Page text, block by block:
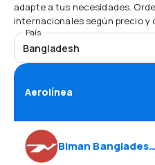
adapte a tus necesidades.
internacionales según precio y
País
Bangladesh
Aerolínea
Biman Bangladesh Airlines